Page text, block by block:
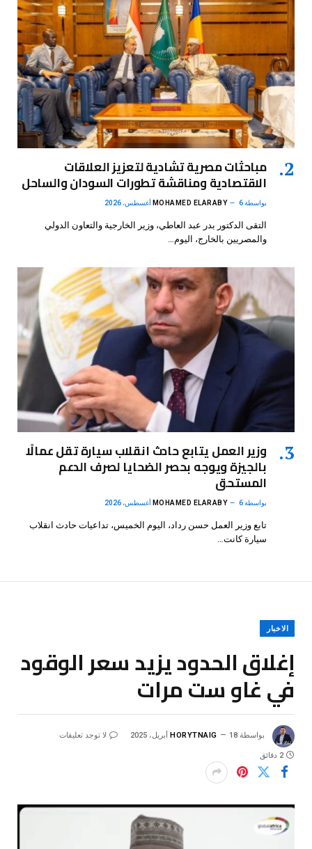
مباحثات مصرية تشادية لتعزيز العلاقات
الاقتصادية ومناقشة تطورات السودان والساحل
بواسطة MOHAMED ELARABY 6 أغسطس، 2026
التقى الدكتور بدر عبد العاطي، وزير الخارجية والتعاون الدولي
والمصريين بالخارج، اليوم…
وزير العمل يتابع حادث انقلاب سيارة تقل عمالًا
بالجيزة ويوجه بحصر الضحايا لصرف الدعم
المستحق
بواسطة MOHAMED ELARABY 6 أغسطس، 2026
تابع وزير العمل حسن رداد، اليوم الخميس، تداعيات حادث انقلاب
سيارة كانت…
الاخبار
إغلاق الحدود يزيد سعر الوقود
في غاو ست مرات
بواسطة HORYTNAIG 18 أبريل، 2025 لا توجد تعليقات
2 دقائق